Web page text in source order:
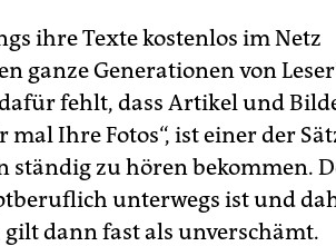
ihre Texte kostenlos im Netz
ganze Generationen von
fehlt, dass Artikel und
mal Ihre Fotos“, ist einer der
ständig zu hören bekommen.
unterwegs ist und
dann fast als unverschämt.